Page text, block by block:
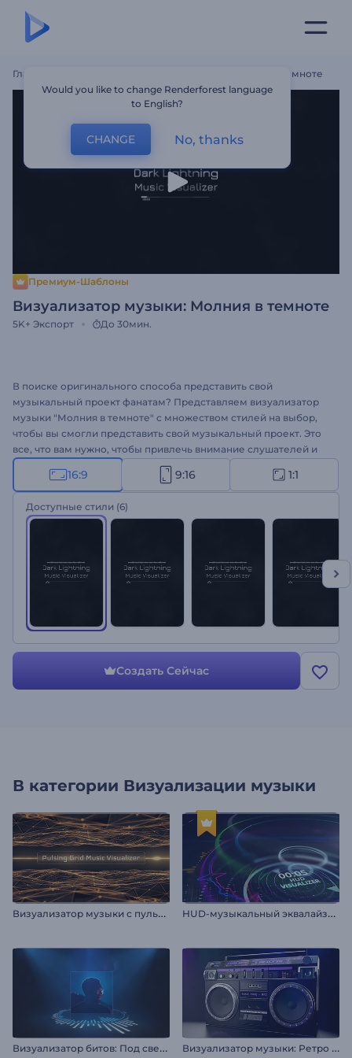
Главная Визуализатор Музыки: Молния В Темноте
Премиум-Шаблоны
Визуализатор музыки: Молния в темноте
5K+ Экспорт До 30мин.
В поиске оригинального способа представить свой
музыкальный проект фанатам? Представляем визуализатор
музыки "Молния в темноте" с множеством стилей на выбор,
чтобы вы смогли представить свой музыкальный проект. Это
все, что вам нужно, чтобы привлечь внимание слушателей и
зацепить их своим треком. Шаблон отлично подойдет для
продвижения синглов, музыкальных альбомов, релизов новых
треков и многого другого. Создайте свое музыкальное видео!
16:9 9:16 1:1
Доступные стили (6)
Создать Сейчас
В категории Визуализации музыки
В
изуализатор музыки с пульсирующей сеткой H
UD-музыкальный эквалайзер
В
изуализатор битов: Под светом прожектора В
изуализатор музыки: Ретро бумбокс
Would you like to change Renderforest language
to English?
CHANGE No, thanks